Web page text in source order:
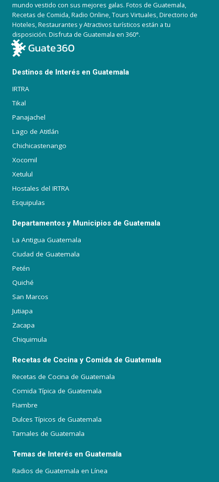
mundo vestido con sus mejores galas. Fotos de Guatemala,
Recetas de Comida, Radio Online, Tours Virtuales, Directorio de
Hoteles, Restaurantes y Atractivos turísticos están a tu
disposición. Disfruta de Guatemala en 360°.
Destinos de Interés en Guatemala
IRTRA
Tikal
Panajachel
Lago de Atitlán
Chichicastenango
Xocomil
Xetulul
Hostales del IRTRA
Esquipulas
Departamentos y Municipios de Guatemala
La Antigua Guatemala
Ciudad de Guatemala
Petén
Quiché
San Marcos
Jutiapa
Zacapa
Chiquimula
Recetas de Cocina y Comida de Guatemala
Recetas de Cocina de Guatemala
Comida Típica de Guatemala
Fiambre
Dulces Típicos de Guatemala
Tamales de Guatemala
Temas de Interés en Guatemala
Radios de Guatemala en Línea